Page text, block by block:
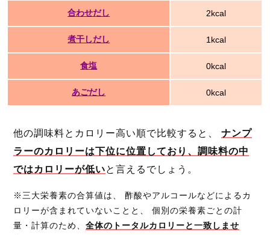
合わせだし 2kcal
煮干しだし 1kcal
食塩 0kcal
あごだし 0kcal
他の調味料とカロリー高い順で比較すると、 ナンプ
ラーのカロリーは下位に位置しており、調味料の中
ではカロリーが低いと言えるでしょう。
※三大栄養素の合算値は、 酢酸やアルコールなどによるカ
ロリーが含まれていないことと、 個別の栄養素ごとの計
量・計算のため、 全体のトータルカロリーと一致しませ